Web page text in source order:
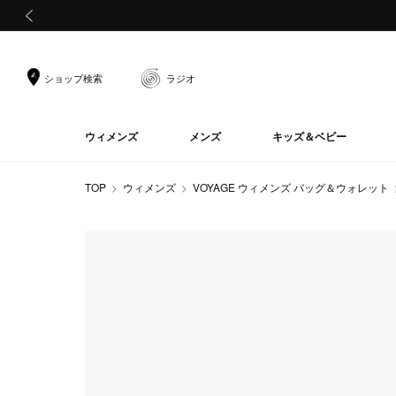
ショップ検索 ラジオ
ウィメンズ メンズ キッズ＆ベビー
TOP ウィメンズ VOYAGE ウィメンズ バッグ＆ウォレット